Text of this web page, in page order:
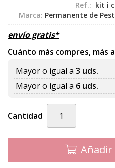
Ref.: kit i
Marca: Permanente de
envío gratis*
Cuánto más compres, más
Mayor o igual a 3 uds.
Mayor o igual a 6 uds.
Cantidad
Añadir